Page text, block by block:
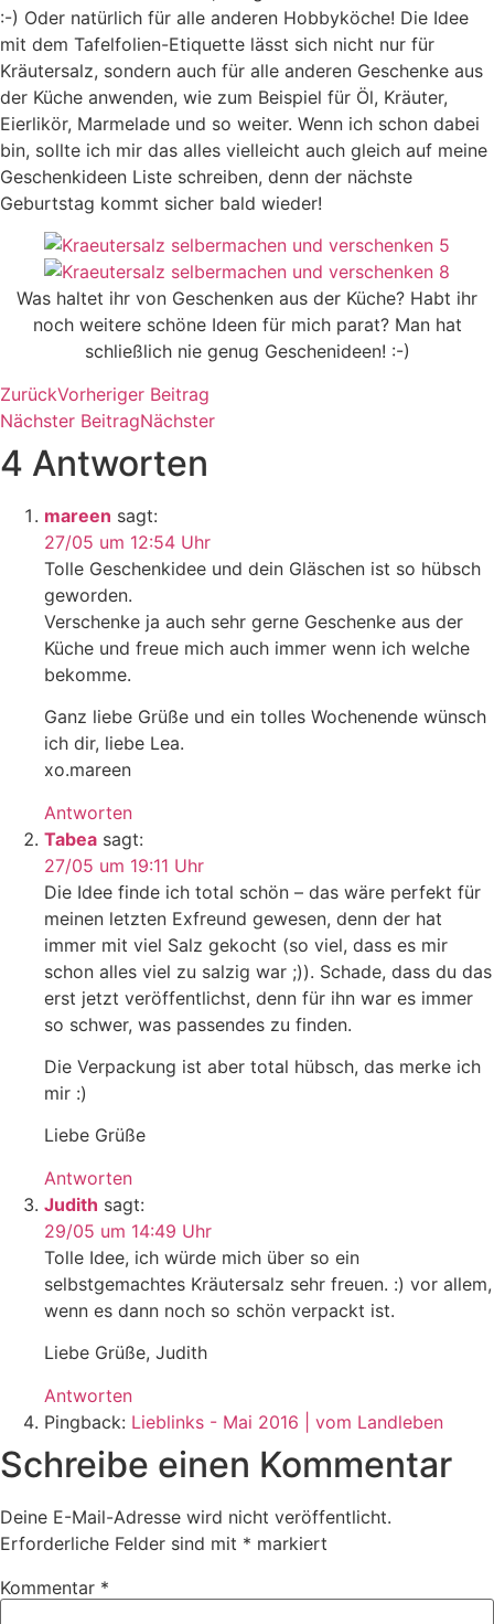
:-) Oder natürlich für alle anderen Hobbyköche! Die Idee
mit dem Tafelfolien-Etiquette lässt sich nicht nur für
Kräutersalz, sondern auch für alle anderen Geschenke aus
der Küche anwenden, wie zum Beispiel für Öl, Kräuter,
Eierlikör, Marmelade und so weiter. Wenn ich schon dabei
bin, sollte ich mir das alles vielleicht auch gleich auf meine
Geschenkideen Liste schreiben, denn der nächste
Geburtstag kommt sicher bald wieder!
Was haltet ihr von Geschenken aus der Küche? Habt ihr
noch weitere schöne Ideen für mich parat? Man hat
schließlich nie genug Geschenideen! :-)
ZurückVorheriger Beitrag
Nächster BeitragNächster
4 Antworten
mareen sagt:
27/05 um 12:54 Uhr
Tolle Geschenkidee und dein Gläschen ist so hübsch
geworden.
Verschenke ja auch sehr gerne Geschenke aus der
Küche und freue mich auch immer wenn ich welche
bekomme.
Ganz liebe Grüße und ein tolles Wochenende wünsch
ich dir, liebe Lea.
xo.mareen
Antworten
Tabea sagt:
27/05 um 19:11 Uhr
Die Idee finde ich total schön – das wäre perfekt für
meinen letzten Exfreund gewesen, denn der hat
immer mit viel Salz gekocht (so viel, dass es mir
schon alles viel zu salzig war ;)). Schade, dass du das
erst jetzt veröffentlichst, denn für ihn war es immer
so schwer, was passendes zu finden.
Die Verpackung ist aber total hübsch, das merke ich
mir :)
Liebe Grüße
Antworten
Judith sagt:
29/05 um 14:49 Uhr
Tolle Idee, ich würde mich über so ein
selbstgemachtes Kräutersalz sehr freuen. :) vor allem,
wenn es dann noch so schön verpackt ist.
Liebe Grüße, Judith
Antworten
Pingback: Lieblinks - Mai 2016 | vom Landleben
Schreibe einen Kommentar
Deine E-Mail-Adresse wird nicht veröffentlicht.
Erforderliche Felder sind mit * markiert
Kommentar *